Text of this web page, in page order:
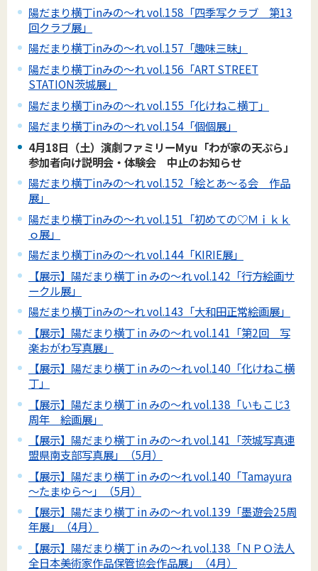
陽だまり横丁inみの～れ vol.158「四季写クラブ 第13
回クラブ展」
陽だまり横丁inみの～れ vol.157「趣味三昧」
陽だまり横丁inみの～れ vol.156「ART STREET
STATION茨城展」
陽だまり横丁inみの～れ vol.155「化けねこ横丁」
陽だまり横丁inみの～れ vol.154「個個展」
4月18日（土）演劇ファミリーMyu「わが家の天ぷら」
参加者向け説明会・体験会 中止のお知らせ
陽だまり横丁inみの～れ vol.152「絵とあ～る会 作品
展」
陽だまり横丁inみの～れ vol.151「初めての♡Ｍｉｋｋ
ｏ展」
陽だまり横丁inみの～れ vol.144「KIRIE展」
【展示】陽だまり横丁 in みの～れ vol.142「行方絵画サ
ークル展」
陽だまり横丁inみの～れ vol.143「大和田正常絵画展」
【展示】陽だまり横丁 in みの～れ vol.141「第2回 写
楽おがわ写真展」
【展示】陽だまり横丁 in みの～れ vol.140「化けねこ横
丁」
【展示】陽だまり横丁 in みの～れ vol.138「いもこじ3
周年 絵画展」
【展示】陽だまり横丁 in みの～れ vol.141「茨城写真連
盟県南支部写真展」（5月）
【展示】陽だまり横丁 in みの～れ vol.140「Tamayura
～たまゆら～」（5月）
【展示】陽だまり横丁 in みの～れ vol.139「墨遊会25周
年展」（4月）
【展示】陽だまり横丁 in みの～れ vol.138「ＮＰＯ法人
全日本美術家作品保管協会作品展」（4月）